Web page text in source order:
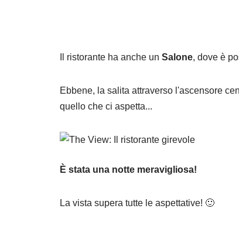
Il ristorante ha anche un Salone, dove è
Ebbene, la salita attraverso l'ascensore
quello che ci aspetta...
È stata una notte meravigliosa!
La vista supera tutte le aspettative! 🙂